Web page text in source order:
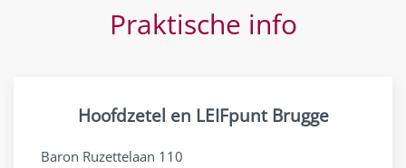
Praktische info
Hoofdzetel en LEIFpunt Brugge
Baron Ruzettelaan 110